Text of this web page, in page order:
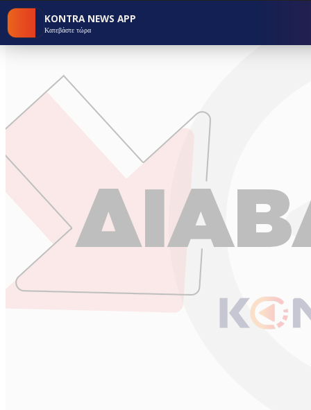
KONTRA NEWS APP
Κατεβάστε τώρα